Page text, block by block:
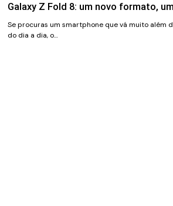
Galaxy Z Fold 8: um novo formato,
Se procuras um smartphone que vá muito além
do dia a dia, o…